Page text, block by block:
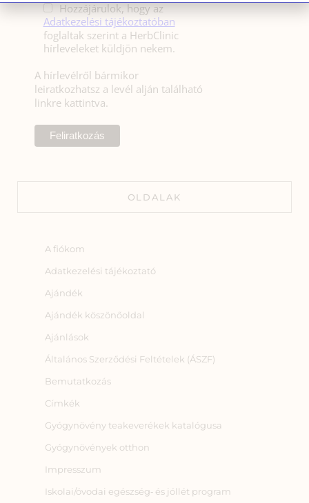
Hozzájárulok, hogy az
Adatkezelési tájékoztatóban
foglaltak szerint a HerbClinic
hírleveleket küldjön nekem.
A hírlevélről bármikor
leiratkozhatsz a levél alján található
linkre kattintva.
OLDALAK
A fiókom
Adatkezelési tájékoztató
Ajándék
Ajándék köszönőoldal
Ajánlások
Általános Szerződési Feltételek (ÁSZF)
Bemutatkozás
Címkék
Gyógynövény teakeverékek katalógusa
Gyógynövények otthon
Impresszum
Iskolai/óvodai egészség‑ és jóllét program